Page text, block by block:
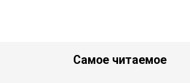
Самое читаемое